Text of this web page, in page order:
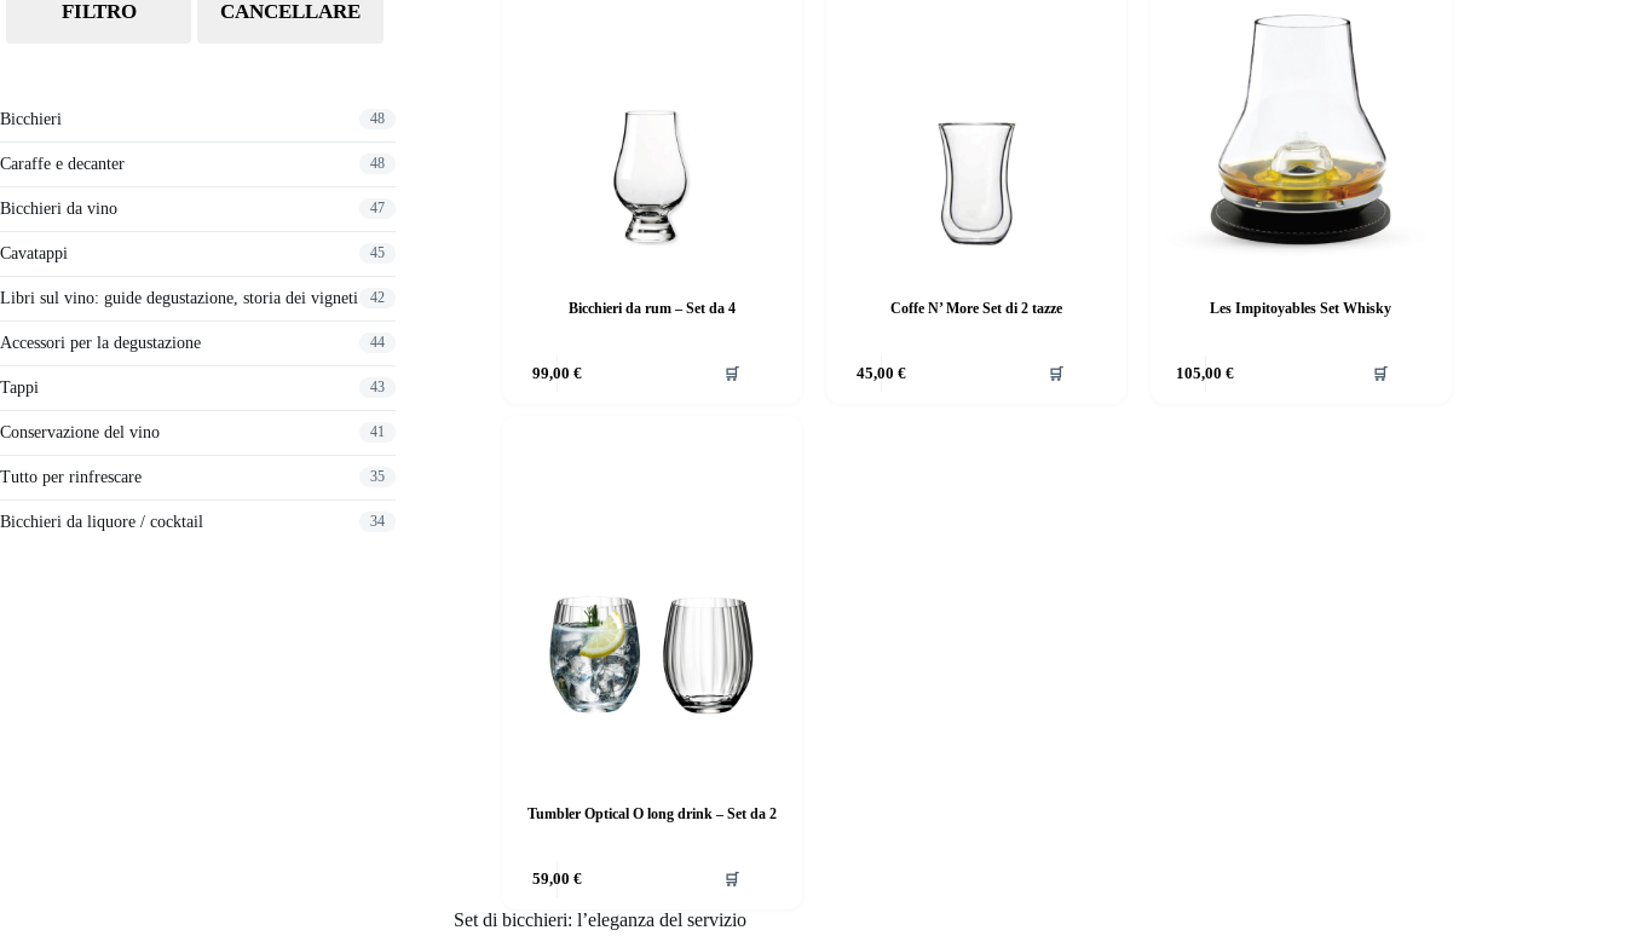
Bicchieri da rum – Set da 4
99,00 € 🛒
Coffe N’ More Set di 2 tazze
45,00 € 🛒
Les Impitoyables Set Whisky
105,00€ 🛒
Tumbler Optical O long drink – Set da 2
59,00 € 🛒
Set di bicchieri: l’eleganza del servizio
FILTRO CANCELLARE
Bicchieri 48
Caraffe e decanter 48
Bicchieri da vino 47
Cavatappi 45
Libri sul vino: guide degustazione, storia dei vigneti 42
Accessori per la degustazione 44
Tappi 43
Conservazione del vino 41
Tutto per rinfrescare 35
Bicchieri da liquore / cocktail 34